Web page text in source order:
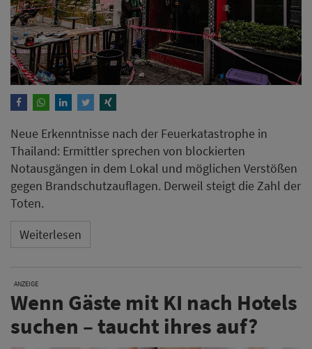
Neue Erkenntnisse nach der Feuerkatastrophe in
Thailand: Ermittler sprechen von blockierten
Notausgängen in dem Lokal und möglichen Verstößen
gegen Brandschutzauflagen. Derweil steigt die Zahl der
Toten.
Weiterlesen
ANZEIGE
Wenn Gäste mit KI nach Hotels
suchen – taucht ihres auf?